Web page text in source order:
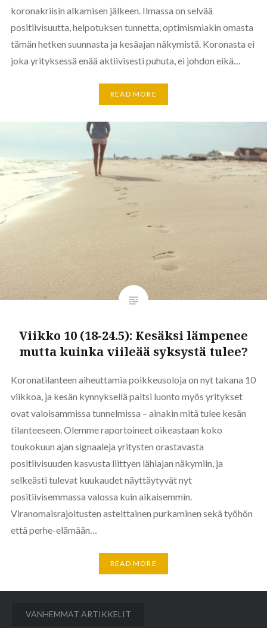
koronakriisin alkamisen jälkeen. Ilmassa on selvää
positiivisuutta, helpotuksen tunnetta, optimismiakin omasta
tämän hetken suunnasta ja kesäajan näkymistä. Koronasta ei
joka yrityksessä enää aktiivisesti puhuta, ei johdon eikä…
READ MORE
Viikko 10 (18-24.5): Kesäksi lämpenee
mutta kuinka viileää syksystä tulee?
Koronatilanteen aiheuttamia poikkeusoloja on nyt takana 10
viikkoa, ja kesän kynnyksellä paitsi luonto myös yritykset
ovat valoisammissa tunnelmissa – ainakin mitä tulee kesän
tilanteeseen. Olemme raportoineet oikeastaan koko
toukokuun ajan signaaleja yritysten orastavasta
positiivisuuden kasvusta liittyen lähiajan näkymiin, ja
selkeästi tulevat kuukaudet näyttäytyvät nyt
positiivisemmassa valossa kuin aikaisemmin.
Viranomaisrajoitusten asteittainen purkaminen sekä työhön
että perhe-elämään…
READ MORE
Artikkelien
VANHEMMAT ARTIKKELIT